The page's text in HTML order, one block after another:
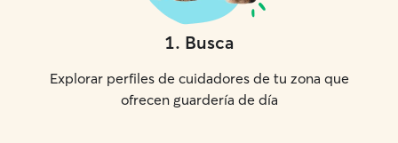
1. Busca
Explorar perfiles de cuidadores de tu zona que
ofrecen guardería de día